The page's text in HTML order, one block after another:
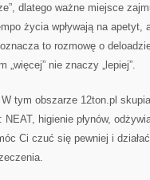
dlatego ważne miejsce
życia wpływają na apetyt,
to rozmowę o
„więcej” nie znaczy „lepiej”.
tym obszarze 12ton.pl
higienie płynów,
Ci czuć się pewniej i